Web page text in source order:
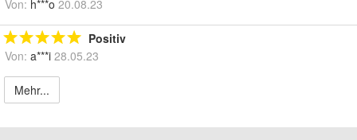
Von: h***o 20.08.23
Positiv
Von: a***i 28.05.23
Mehr...